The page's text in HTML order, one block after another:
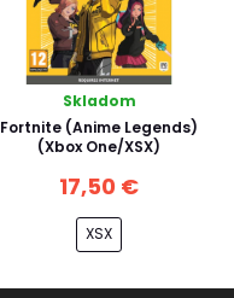
Skladom
Fortnite (Anime Legends)
(Xbox One/XSX)
17,50 €
XSX